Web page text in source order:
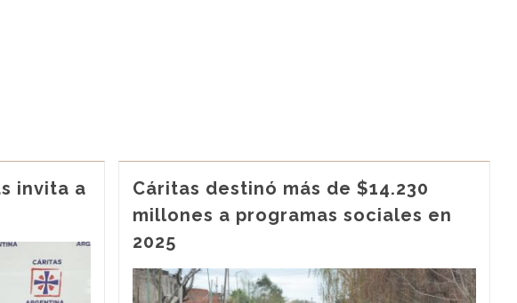
invita a
Cáritas destinó más de $14.230
millones a programas sociales en
2025